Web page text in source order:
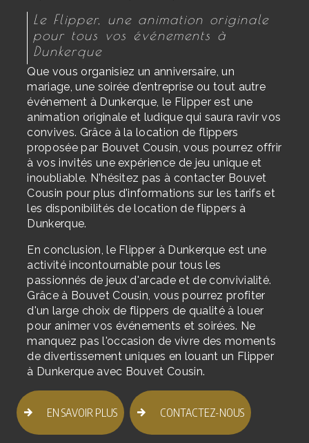
Le Flipper, une animation originale
pour tous vos événements à
Dunkerque
Que vous organisiez un anniversaire, un
mariage, une soirée d'entreprise ou tout autre
événement à Dunkerque, le Flipper est une
animation originale et ludique qui saura ravir vos
convives. Grâce à la location de flippers
proposée par Bouvet Cousin, vous pourrez offrir
à vos invités une expérience de jeu unique et
inoubliable. N'hésitez pas à contacter Bouvet
Cousin pour plus d'informations sur les tarifs et
les disponibilités de location de flippers à
Dunkerque.
En conclusion, le Flipper à Dunkerque est une
activité incontournable pour tous les
passionnés de jeux d'arcade et de convivialité.
Grâce à Bouvet Cousin, vous pourrez profiter
d'un large choix de flippers de qualité à louer
pour animer vos événements et soirées. Ne
manquez pas l'occasion de vivre des moments
de divertissement uniques en louant un Flipper
à Dunkerque avec Bouvet Cousin.
EN SAVOIR PLUS CONTACTEZ-NOUS